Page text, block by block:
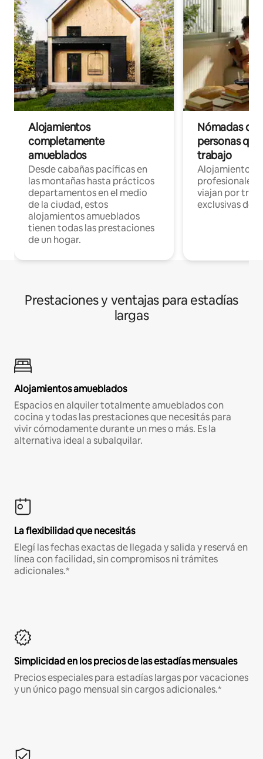
Alojamientos
completamente
amueblados
Desde cabañas pacíficas en
las montañas hasta prácticos
departamentos en el medio
de la ciudad, estos
alojamientos amueblados
tienen todas las prestaciones
de un hogar.
Nómadas
personas
trabajo
Alojamientos
profesionales
viajan por
exclusivas de
Prestaciones y ventajas para estadías
largas
Alojamientos amueblados
Espacios en alquiler totalmente amueblados con
cocina y todas las prestaciones que necesitás para
vivir cómodamente durante un mes o más. Es la
alternativa ideal a subalquilar.
La flexibilidad que necesitás
Elegí las fechas exactas de llegada y salida y reservá en
línea con facilidad, sin compromisos ni trámites
adicionales.*
Simplicidad en los precios de las estadías mensuales
Precios especiales para estadías largas por vacaciones
y un único pago mensual sin cargos adicionales.*